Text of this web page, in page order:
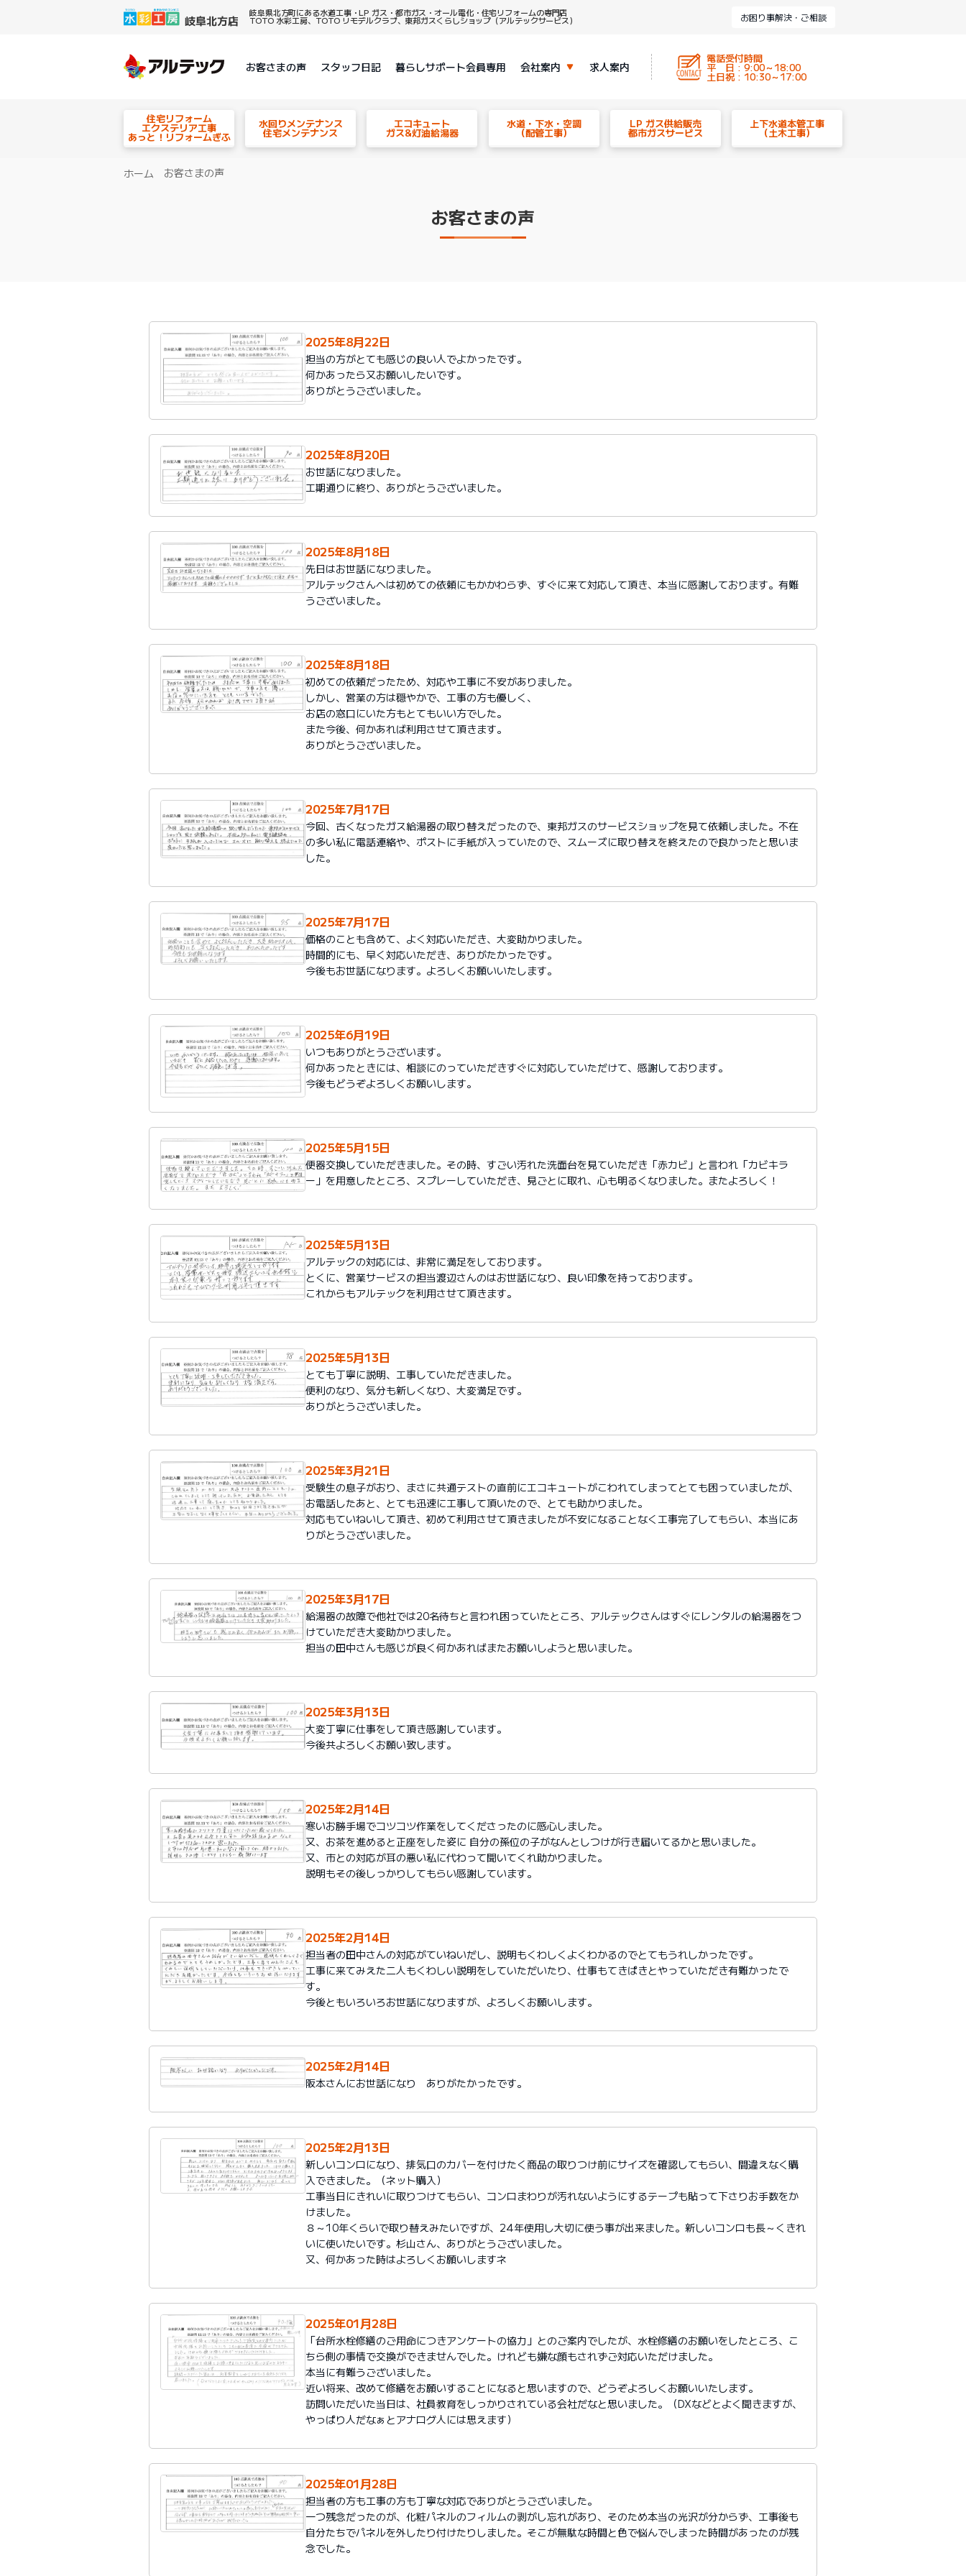
岐阜県北方町にある水道工事・LP ガス・都市ガス・オール電化・住宅リフォームの専門店
TOTO 水彩工房、TOTO リモデルクラブ、東邦ガスくらしショップ（アルテックサービス） お困り事解決・ご相談
お客さまの声 スタッフ日記 暮らしサポート会員専用 会社案内 求人案内
電話受付時間
平 日 : 9:00～18:00
土日祝 : 10:30～17:00
住宅リフォーム
エクステリア工事
あっと！リフォームぎふ
水回りメンテナンス
住宅メンテナンス
エコキュート
ガス&灯油給湯器
水道・下水・空調
（配管工事）
LP ガス供給販売
都市ガスサービス
上下水道本管工事
（土木工事）
ホーム お客さまの声
お客さまの声
2025年8月22日
担当の方がとても感じの良い人でよかったです。
何かあったら又お願いしたいです。
ありがとうございました。
2025年8月20日
お世話になりました。
工期通りに終り、ありがとうございました。
2025年8月18日
先日はお世話になりました。
アルテックさんへは初めての依頼にもかかわらず、すぐに来て対応して頂き、本当に感謝しております。有難
うございました。
2025年8月18日
初めての依頼だったため、対応や工事に不安がありました。
しかし、営業の方は穏やかで、工事の方も優しく、
お店の窓口にいた方もとてもいい方でした。
また今後、何かあれば利用させて頂きます。
ありがとうございました。
2025年7月17日
今回、古くなったガス給湯器の取り替えだったので、東邦ガスのサービスショップを見て依頼しました。不在
の多い私に電話連絡や、ポストに手紙が入っていたので、スムーズに取り替えを終えたので良かったと思いま
した。
2025年7月17日
価格のことも含めて、よく対応いただき、大変助かりました。
時間的にも、早く対応いただき、ありがたかったです。
今後もお世話になります。よろしくお願いいたします。
2025年6月19日
いつもありがとうございます。
何かあったときには、相談にのっていただきすぐに対応していただけて、感謝しております。
今後もどうぞよろしくお願いします。
2025年5月15日
便器交換していただきました。その時、すごい汚れた洗面台を見ていただき「赤カビ」と言われ「カビキラ
ー」を用意したところ、スプレーしていただき、見ごとに取れ、心も明るくなりました。またよろしく！
2025年5月13日
アルテックの対応には、非常に満足をしております。
とくに、営業サービスの担当渡辺さんのはお世話になり、良い印象を持っております。
これからもアルテックを利用させて頂きます。
2025年5月13日
とても丁寧に説明、工事していただきました。
便利のなり、気分も新しくなり、大変満足です。
ありがとうございました。
2025年3月21日
受験生の息子がおり、まさに共通テストの直前にエコキュートがこわれてしまってとても困っていましたが、
お電話したあと、とても迅速に工事して頂いたので、とても助かりました。
対応もていねいして頂き、初めて利用させて頂きましたが不安になることなく工事完了してもらい、本当にあ
りがとうございました。
2025年3月17日
給湯器の故障で他社では20名待ちと言われ困っていたところ、アルテックさんはすぐにレンタルの給湯器をつ
けていただき大変助かりました。
担当の田中さんも感じが良く何かあればまたお願いしようと思いました。
2025年3月13日
大変丁寧に仕事をして頂き感謝しています。
今後共よろしくお願い致します。
2025年2月14日
寒いお勝手場でコツコツ作業をしてくださったのに感心しました。
又、お茶を進めると正座をした姿に 自分の孫位の子がなんとしつけが行き届いてるかと思いました。
又、市との対応が耳の悪い私に代わって聞いてくれ助かりました。
説明もその後しっかりしてもらい感謝しています。
2025年2月14日
担当者の田中さんの対応がていねいだし、説明もくわしくよくわかるのでとてもうれしかったです。
工事に来てみえた二人もくわしい説明をしていただいたり、仕事もてきぱきとやっていただき有難かったで
す。
今後ともいろいろお世話になりますが、よろしくお願いします。
2025年2月14日
阪本さんにお世話になり ありがたかったです。
2025年2月13日
新しいコンロになり、排気口のカバーを付けたく商品の取りつけ前にサイズを確認してもらい、間違えなく購
入できました。（ネット購入）
工事当日にきれいに取りつけてもらい、コンロまわりが汚れないようにするテープも貼って下さりお手数をか
けました。
８～10年くらいで取り替えみたいですが、24年使用し大切に使う事が出来ました。新しいコンロも長～くきれ
いに使いたいです。杉山さん、ありがとうございました。
又、何かあった時はよろしくお願いしますネ
2025年01月28日
「台所水栓修繕のご用命につきアンケートの協力」とのご案内でしたが、水栓修繕のお願いをしたところ、こ
ちら側の事情で交換ができませんでした。けれども嫌な顔もされずご対応いただけました。
本当に有難うございました。
近い将来、改めて修繕をお願いすることになると思いますので、どうぞよろしくお願いいたします。
訪問いただいた当日は、社員教育をしっかりされている会社だなと思いました。（DXなどとよく聞きますが、
やっぱり人だなぁとアナログ人には思えます）
2025年01月28日
担当者の方も工事の方も丁寧な対応でありがとうございました。
一つ残念だったのが、化粧パネルのフィルムの剥がし忘れがあり、そのため本当の光沢が分からず、工事後も
自分たちでパネルを外したり付けたりしました。そこが無駄な時間と色で悩んでしまった時間があったのが残
念でした。